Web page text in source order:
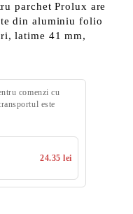
parchet Prolux are
din aluminiu folio
latime 41 mm,
comenzi cu
este
24.35 lei